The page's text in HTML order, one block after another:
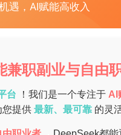
无论是为了实现个人梦想
揭开2023年最受欢迎的
遇，AI赋能高收入
兼职副业与自由
台 ！我们是一个专注于 AI
您提供 最新、最可靠 的灵